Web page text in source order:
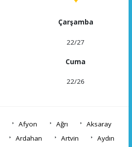
Çarşamba
22/27
Cuma
22/26
Afyon Ağrı
Aksaray
Ardahan Artvin
Aydın